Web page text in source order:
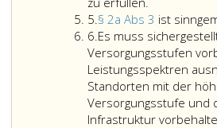
verfügen.
Die
Einrichtung
von
kann
in
die
die
eins
die
jeweilige
des
Standorts
und
5.Ziffer
5
§ 2a Abs 3 ist
6.Ziffer
6
Es muss
Versorgungsstufen
Leistungsspektren
Standorten mit der
Versorgungsstufe und
Infrastruktur